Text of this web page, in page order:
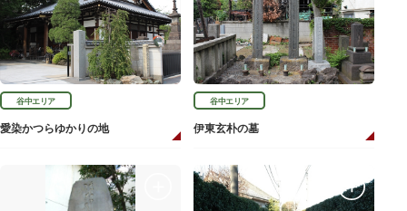
谷中エリア
愛染かつらゆかりの地
谷中エリア
伊東玄朴の墓